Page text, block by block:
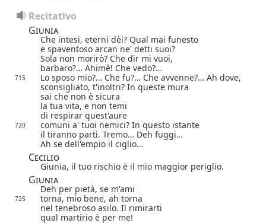
Recitativo
Giunia
Che intesi, eterni dèi? Qual mai funesto
e spaventoso arcan ne' detti suoi?
Sola non morirò? Che dir mi vuoi,
barbaro?… Ahimè! Che vedo?…
715
Lo sposo mio?… Che fu?… Che avvenne?… Ah dove,
sconsigliato, t'inoltri? In queste mura
sai che non è sicura
la tua vita, e non temi
di respirar quest'aure
720
comuni a' tuoi nemici? In questo istante
il tiranno partì. Tremo… Deh fuggi…
Ah se dell'empio il ciglio…
Cecilio
Giunia, il tuo rischio è il mio maggior periglio.
Giunia
Deh per pietà, se m'ami
725
torna, mio bene, ah torna
nel tenebroso asilo. Il rimirarti
qual martirio è per me!